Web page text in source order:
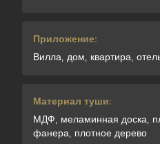
Приложение:
Вилла, дом, квартира,
Материал туши:
МДФ, меламинная доска,
фанера, плотное дерево